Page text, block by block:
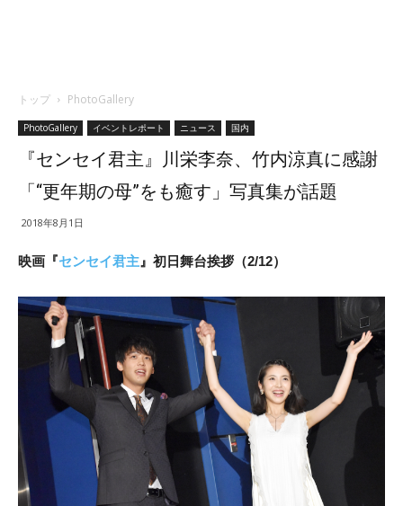
トップ PhotoGallery
PhotoGallery イベントレポート ニュース 国内
『センセイ君主』川栄李奈、竹内涼真に感謝
「“更年期の母”をも癒す」写真集が話題
2018年8月1日
映画『センセイ君主 』初日舞台挨拶（2/12）